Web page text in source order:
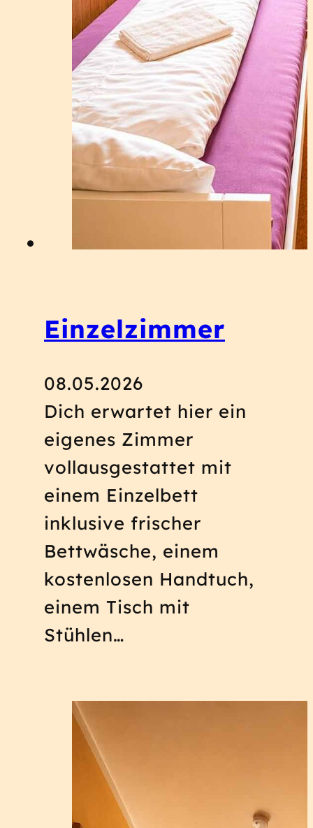
Einzelzimmer
08.05.2026
Dich erwartet hier ein
eigenes Zimmer
vollausgestattet mit
einem Einzelbett
inklusive frischer
Bettwäsche, einem
kostenlosen Handtuch,
einem Tisch mit
Stühlen…